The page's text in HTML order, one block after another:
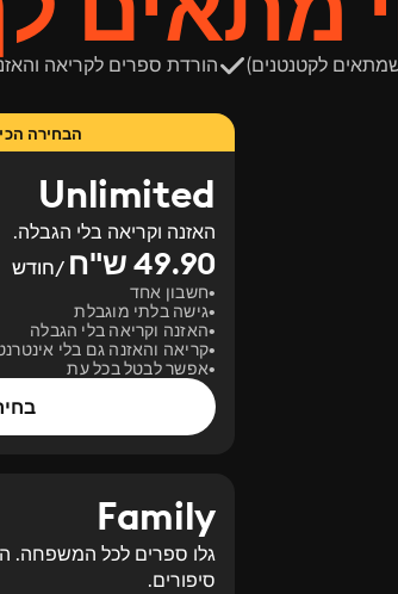
לקטנטנים) הורדת ספרים לקריאה
הבחירה
Unlimited
האזנה וקריאה בלי הגבלה.
49.90 ש"ח /חודש
חשבון אחד
גישה בלתי מוגבלת
האזנה וקריאה בלי הגבלה
קריאה והאזנה גם בלי
אפשר לבטל בכל עת
Family
גלו ספרים לכל המשפחה.
סיפורים.